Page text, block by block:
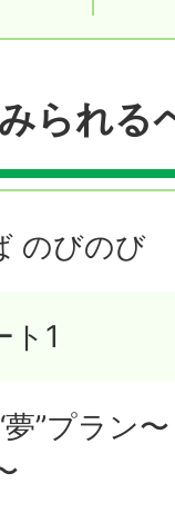
られる
のびのび
ト1
”プラン